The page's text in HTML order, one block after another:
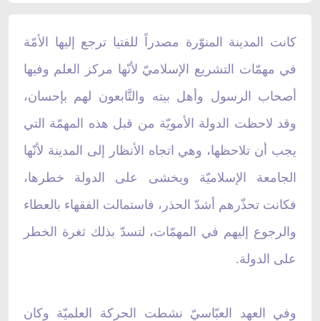
كانت المدينة المنوّرة مصدراً للفتيا ترجع إليها الأمّة
في مهمّات التشريع الإسلاميّ لأنّها مركز العلم وفيها
أصحاب الرسول وأهل بيته والتَّابعون لهم بإحسان،
وقد لاحظت الدولة الأمويّة من قبل هذه المهمّة التي
يجب أن تلاحظها، وهي اتجاه الأنظار إلى المدينة لأنّها
الجامعة الإسلاميّة ويخشى على الدولة خطرها،
فكانت تحذّرهم أشدّ الحذر، فاستمالت الفقهاء بالعطاء
والرجوع إليهم في المهمّات، لتسدّ بذلك ثغرة الخطر
على الدولة.
وفي العهد العبّاسيّ نشطت الحركة العلميّة وكان